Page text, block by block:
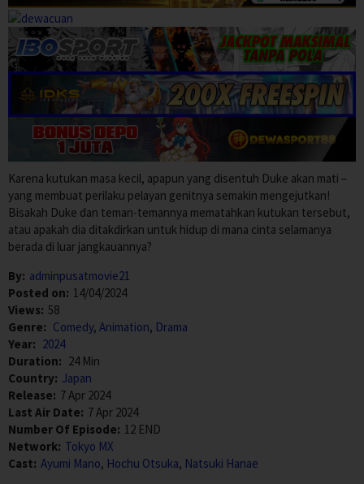
Karena kutukan masa kecil, apapun yang disentuh Duke akan mati –
yang membuat perilaku pelayan genitnya semakin mengejutkan!
Bisakah Duke dan teman-temannya mematahkan kutukan tersebut,
atau apakah dia ditakdirkan untuk hidup di mana cinta selamanya
berada di luar jangkauannya?
By: adminpusatmovie21
Posted on: 14/04/2024
Views: 58
Genre: Comedy, Animation, Drama
Year: 2024
Duration: 24 Min
Country: Japan
Release: 7 Apr 2024
Last Air Date: 7 Apr 2024
Number Of Episode: 12 END
Network: Tokyo MX
Cast: Ayumi Mano, Hochu Otsuka, Natsuki Hanae